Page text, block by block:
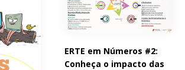
ERTE em Números #2:
Conheça o impacto das